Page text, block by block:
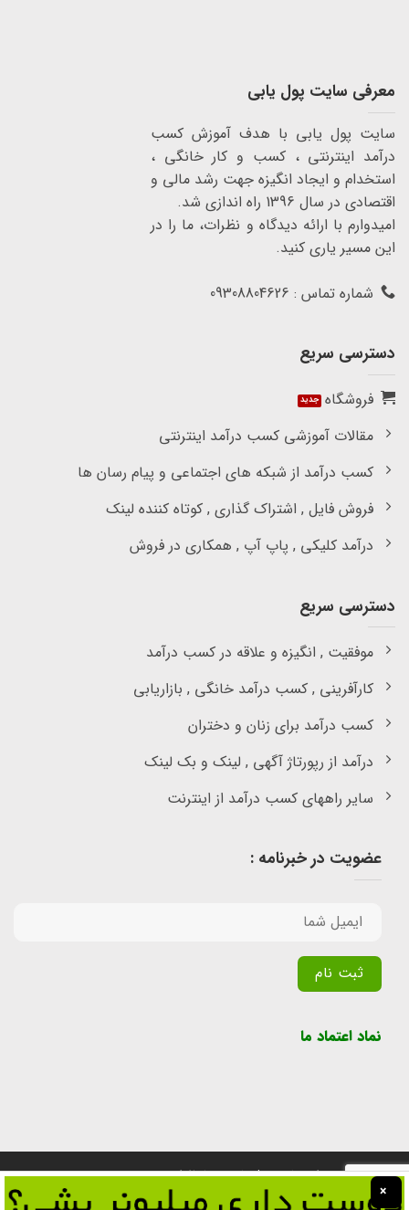
معرفی سایت پول یابی
سایت پول یابی با هدف آموزش کسب
درآمد اینترنتی ، کسب و کار خانگی ،
استخدام و ایجاد انگیزه جهت رشد مالی و
اقتصادی در سال 1396 راه اندازی شد.
امیدوارم با ارائه دیدگاه و نظرات، ما را در
این مسیر یاری کنید.
شماره تماس : 09308804626
دسترسی سریع
فروشگاه
مقالات آموزشی کسب درآمد اینترنتی
کسب درآمد از شبکه های اجتماعی و پیام رسان ها
فروش فایل , اشتراک گذاری , کوتاه کننده لینک
درآمد کلیکی , پاپ آپ , همکاری در فروش
دسترسی سریع
موفقیت , انگیزه و علاقه در کسب درآمد
کارآفرینی , کسب درآمد خانگی , بازاریابی
کسب درآمد برای زنان و دختران
درآمد از رپورتاژ آگهی , لینک و بک لینک
سایر راههای کسب درآمد از اینترنت
عضویت در خبرنامه :
نماد اعتماد ما
تمامی حقوق برای سایت پول یابی محفوظ است.
×